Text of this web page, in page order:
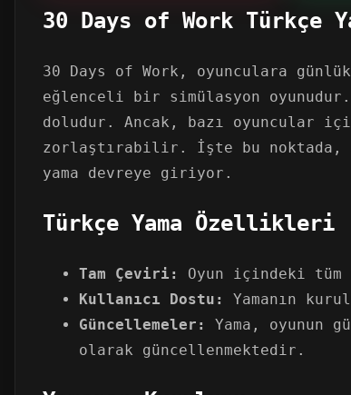
30 Days of Work Türkçe
30 Days of Work, oyunculara
eğlenceli bir simülasyon
doludur. Ancak, bazı oyuncular
zorlaştırabilir. İşte bu noktada,
yama devreye giriyor.
Türkçe Yama Özellikleri
Tam Çeviri:
Oyun içindeki
Kullanıcı Dostu:
Yamanın
Güncellemeler:
Yama, oyunun
olarak güncellenmektedir.